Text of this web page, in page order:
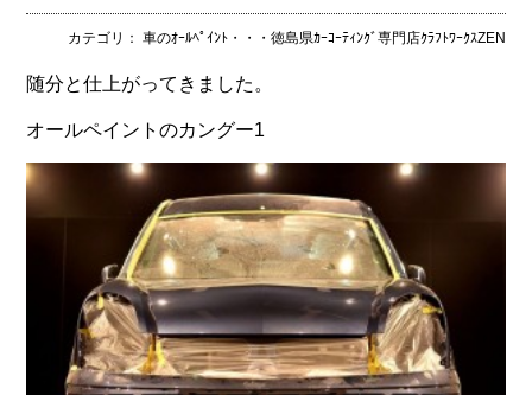
カテゴリ： 車のｵｰﾙﾍﾟｲﾝﾄ・・・徳島県ｶｰｺｰﾃｨﾝｸﾞ専門店ｸﾗﾌﾄﾜｰｸｽZEN
随分と仕上がってきました。
オールペイントのカングー1